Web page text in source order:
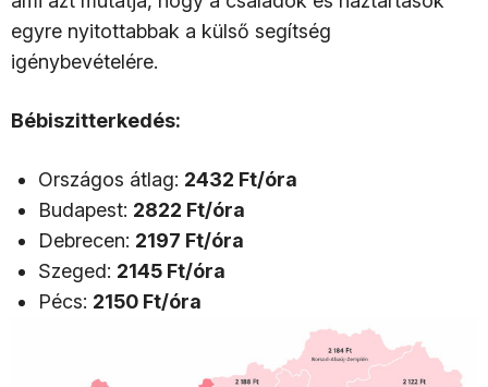
egyre nyitottabbak a külső segítség
igénybevételére.
Bébiszitterkedés:
Országos átlag: 2432 Ft/óra
Budapest: 2822 Ft/óra
Debrecen: 2197 Ft/óra
Szeged: 2145 Ft/óra
Pécs: 2150 Ft/óra